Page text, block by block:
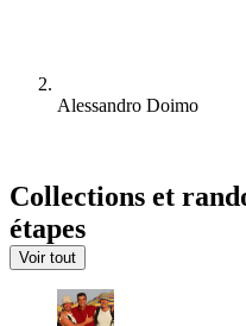
Alessandro Doimo
Collections et
étapes
Voir tout